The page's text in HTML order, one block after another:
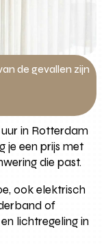
de gevallen zijn
in Rotterdam
je een prijs met
die past.
ook elektrisch
of
lichtregeling in